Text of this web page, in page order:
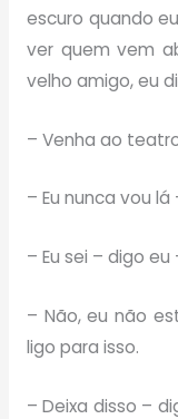
escuro quando
ver quem vem
velho amigo, eu
– Venha ao
– Eu nunca vou
– Eu sei – digo
– Não, eu não
ligo para isso.
– Deixa disso –